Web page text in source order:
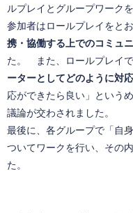
ルプレイとグループワーク
参加者はロールプレイをとお
携・協働する上でのコミュ
た。 また、ロールプレイで
ーターとしてどのように対
応ができたら良い」という
議論が交わされました。
最後に、各グループで「自
ついてワークを行い、その
た。